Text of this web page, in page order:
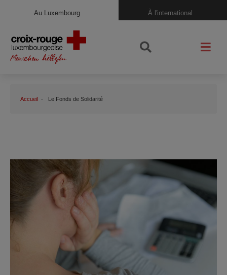
Au Luxembourg À l'international
Accueil Le Fonds de Solidarité